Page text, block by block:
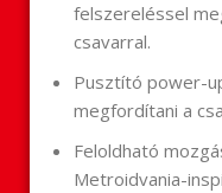
felszereléssel
csavarral.
Pusztító power-
megfordítani a
Feloldható
Metroidvania-